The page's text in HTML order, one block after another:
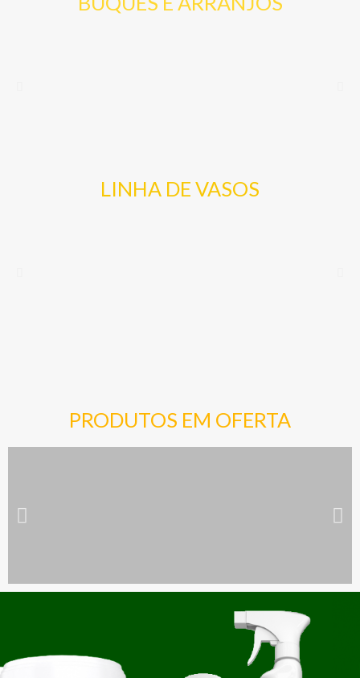
LINHA DE VASOS
PRODUTOS EM OFERTA